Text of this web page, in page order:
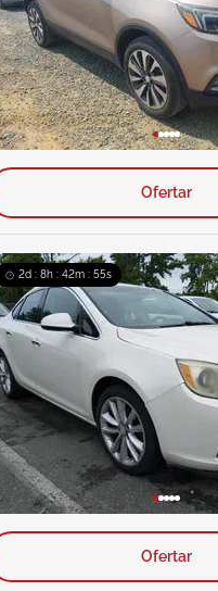
Ofertar
2d : 8h : 42m : 54s
Ofertar